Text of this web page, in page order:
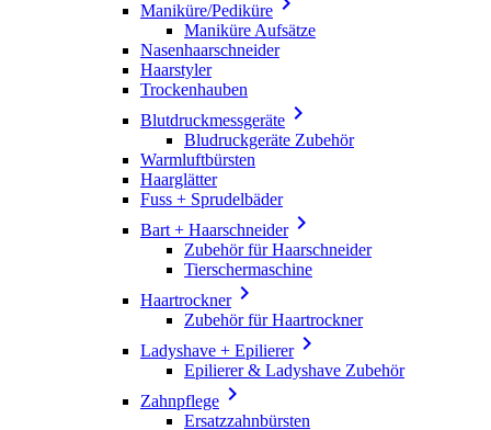
Maniküre/Pediküre
Maniküre Aufsätze
Nasenhaarschneider
Haarstyler
Trockenhauben
Blutdruckmessgeräte 
Bludruckgeräte Zubehör
Warmluftbürsten
Haarglätter
Fuss + Sprudelbäder
Bart + Haarschneider
Zubehör für Haarschneider
Tierschermaschine
Haartrockner
Zubehör für Haartrockner
Ladyshave + Epilierer
Epilierer & Ladyshave Zubehör
Zahnpflege 
Ersatzzahnbürsten